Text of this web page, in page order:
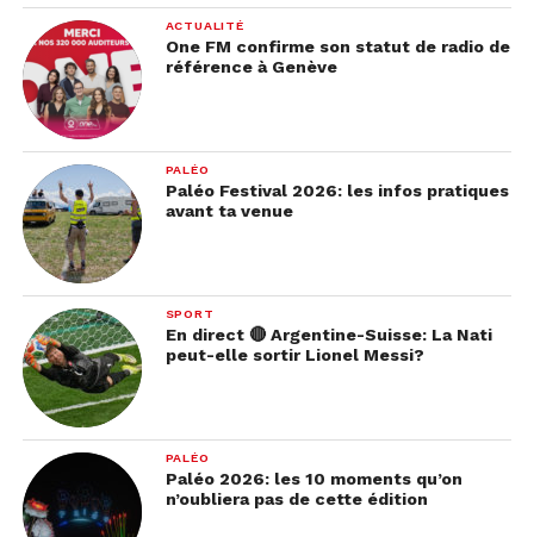
ACTUALITÉ
One FM confirme son statut de radio de
référence à Genève
PALÉO
Paléo Festival 2026: les infos pratiques
avant ta venue
SPORT
En direct 🔴 Argentine-Suisse: La Nati
peut-elle sortir Lionel Messi?
PALÉO
Paléo 2026: les 10 moments qu’on
n’oubliera pas de cette édition